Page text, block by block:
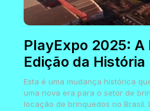
PlayExpo 2025: A
Edição da História
Esta é uma mudança histórica
uma nova era para o setor de
locação de brinquedos no Brasil.